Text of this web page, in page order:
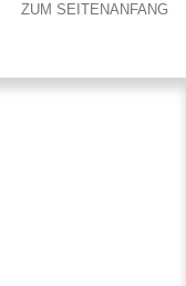
ZUM SEITENANFANG